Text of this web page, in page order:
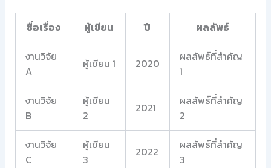
ชื่อเรื่อง ผู้เขียน ปี
ผลลัพธ์
งานวิจัย
A
ผู้เขียน 1 2020
ผลลัพธ์ที่สำคัญ
1
งานวิจัย
B
ผู้เขียน
2
2021
ผลลัพธ์ที่สำคัญ
2
งานวิจัย
C
ผู้เขียน
3
2022
ผลลัพธ์ที่สำคัญ
3